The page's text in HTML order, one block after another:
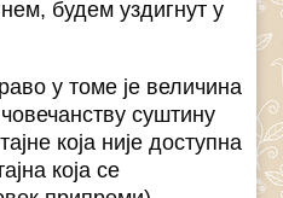
будем уздигнут у
у томе је величина
суштину
која није доступна
која се